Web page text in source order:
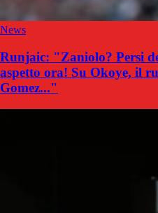
News
Runjaic: "Zaniolo? Persi
aspetto ora! Su Okoye, il
Gomez..."